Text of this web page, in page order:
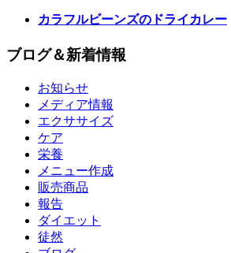
カラフルビーンズのドライカレー
ブログ＆新着情報
お知らせ
メディア情報
エクササイズ
ケア
栄養
メニュー作成
販売商品
報告
ダイエット
徒然